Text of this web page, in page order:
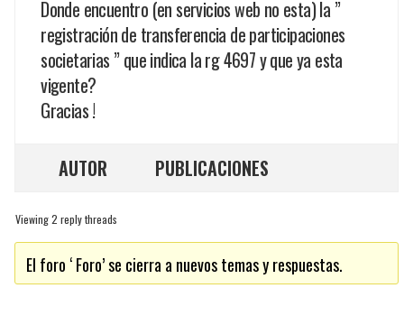
Donde encuentro (en servicios web no esta) la ”
registración de transferencia de participaciones
societarias ” que indica la rg 4697 y que ya esta
vigente?
Gracias !
AUTOR PUBLICACIONES
Viewing 2 reply threads
El foro ‘ Foro’ se cierra a nuevos temas y respuestas.